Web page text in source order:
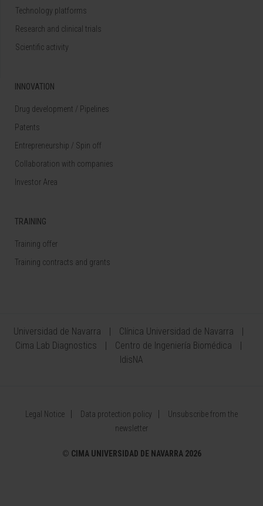
Technology platforms
Research and clinical trials
Scientific activity
INNOVATION
Drug development / Pipelines
Patents
Entrepreneurship / Spin off
Collaboration with companies
Investor Area
TRAINING
Training offer
Training contracts and grants
Universidad de Navarra
Clínica Universidad de Navarra
Cima Lab Diagnostics
Centro de Ingeniería Biomédica
IdisNA
Legal Notice Data protection policy
Unsubscribe from the
newsletter
© CIMA UNIVERSIDAD DE NAVARRA 2026